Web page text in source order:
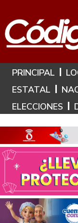
Hoy
PRINCIPAL
ESTATAL
ELECCIONES